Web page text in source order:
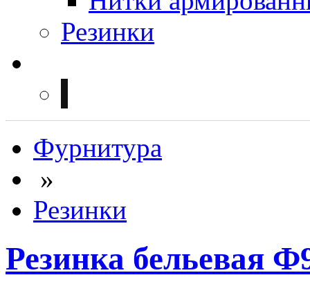
Резинки
Фурнитура
»
Резинки
Резинка бельевая